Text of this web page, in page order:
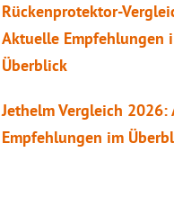
Rückenprotektor-
Aktuelle Empfehlungen
Überblick
JethelmVergleich 2026:
Empfehlungen im